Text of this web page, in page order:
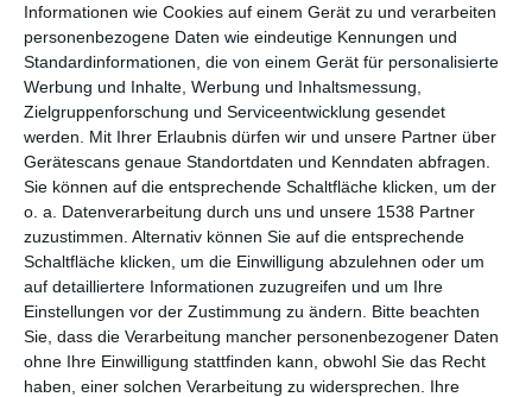
Informationen wie Cookies auf einem Gerät zu und verarbeiten
personenbezogene Daten wie eindeutige Kennungen und
Standardinformationen, die von einem Gerät für personalisierte
Werbung und Inhalte, Werbung und Inhaltsmessung,
Zielgruppenforschung und Serviceentwicklung gesendet
werden.
Mit Ihrer Erlaubnis dürfen wir und unsere Partner über
Gerätescans genaue Standortdaten und Kenndaten abfragen.
Sie können auf die entsprechende Schaltfläche klicken, um der
o. a. Datenverarbeitung durch uns und unsere 1538 Partner
zuzustimmen. Alternativ können Sie auf die entsprechende
Schaltfläche klicken, um die Einwilligung abzulehnen oder um
auf detailliertere Informationen zuzugreifen und um Ihre
Einstellungen vor der Zustimmung zu ändern.
Bitte beachten
Sie, dass die Verarbeitung mancher personenbezogener Daten
ohne Ihre Einwilligung stattfinden kann, obwohl Sie das Recht
haben, einer solchen Verarbeitung zu widersprechen. Ihre
Moderne U-förmige
Küche
Zu den Favoriten hinzufügen
Graue Küche mit
Betonboden